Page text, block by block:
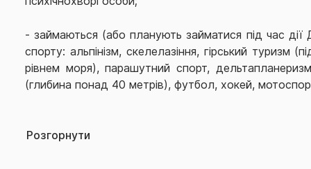
- займаються (або планують займатися під час
спорту: альпінізм, скелелазіння, гірський туризм
рівнем моря), парашутний спорт,
(глибина понад 40 метрів), футбол, хокей,
Розгорнути